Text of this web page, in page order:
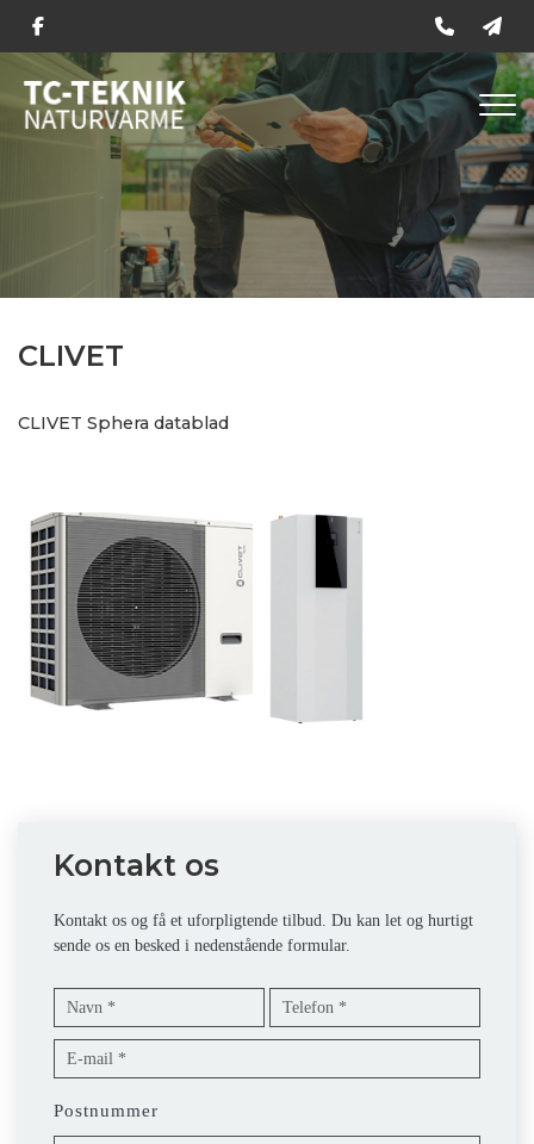
hovedindhold
CLIVET
CLIVET Sphera datablad
Kontakt os
Kontakt os og få et uforpligtende tilbud. Du kan let og hurtigt
sende os en besked i nedenstående formular.
Postnummer